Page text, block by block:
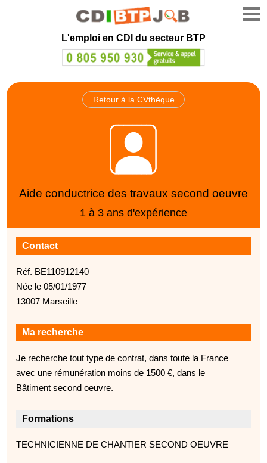
L'emploi en CDI du secteur BTP
Retour à la CVthèque
Aide conductrice des travaux second oeuvre
1 à 3 ans d'expérience
Contact
Réf. BE110912140
Née le 05/01/1977
13007 Marseille
Ma recherche
Je recherche tout type de contrat, dans toute la France
avec une rémunération moins de 1500 €, dans le
Bâtiment second oeuvre.
Formations
TECHNICIENNE DE CHANTIER SECOND OEUVRE